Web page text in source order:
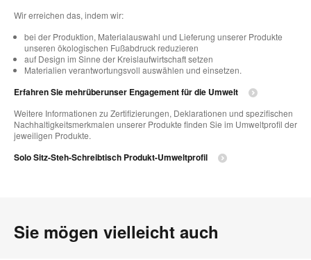
Wir erreichen das, indem wir:
bei der Produktion, Materialauswahl und Lieferung unserer Produkte
unseren ökologischen Fußabdruck reduzieren
auf Design im Sinne der Kreislaufwirtschaft setzen
Materialien verantwortungsvoll auswählen und einsetzen.
Erfahren Sie mehrüberunser Engagement für die Umwelt
Weitere Informationen zu Zertifizierungen, Deklarationen und spezifischen
Nachhaltigkeitsmerkmalen unserer Produkte finden Sie im Umweltprofil der
jeweiligen Produkte.
Solo Sitz-Steh-Schreibtisch Produkt-Umweltprofil
Sie mögen vielleicht auch